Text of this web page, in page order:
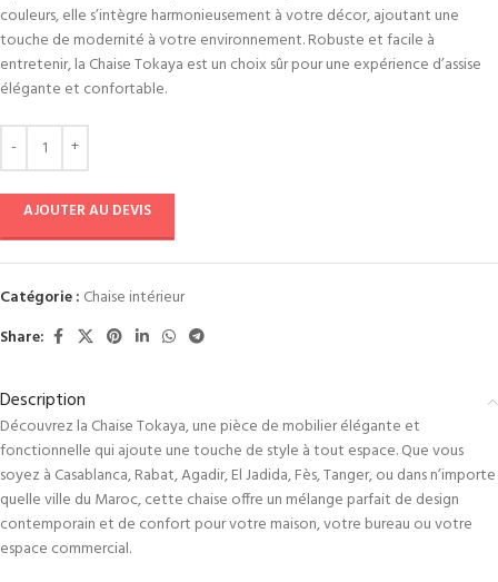
couleurs, elle s’intègre harmonieusement à votre décor, ajoutant une
touche de modernité à votre environnement. Robuste et facile à
entretenir, la Chaise Tokaya est un choix sûr pour une expérience d’assise
élégante et confortable.
AJOUTER AU DEVIS
Catégorie : Chaise intérieur
Share:
Description
Découvrez la Chaise Tokaya, une pièce de mobilier élégante et
fonctionnelle qui ajoute une touche de style à tout espace. Que vous
soyez à Casablanca, Rabat, Agadir, El Jadida, Fès, Tanger, ou dans n’importe
quelle ville du Maroc, cette chaise offre un mélange parfait de design
contemporain et de confort pour votre maison, votre bureau ou votre
espace commercial.